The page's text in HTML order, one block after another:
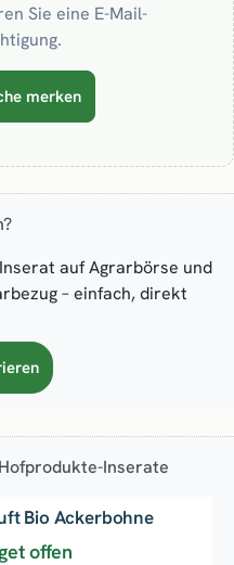
Sie eine E-Mail-
merken
auf Agrarbörse und
– einfach, direkt
Inserate
Bio Ackerbohne
offen